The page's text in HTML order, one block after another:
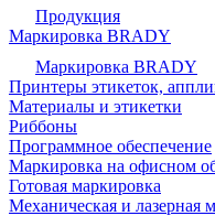
Продукция
Маркировка BRADY
Маркировка BRADY
Принтеры этикеток,
Материалы и этикетки
Риббоны
Программное обеспечение
Маркировка на офисном
Готовая маркировка
Механическая и